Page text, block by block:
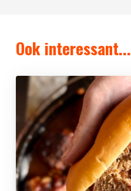
Ook interessant...